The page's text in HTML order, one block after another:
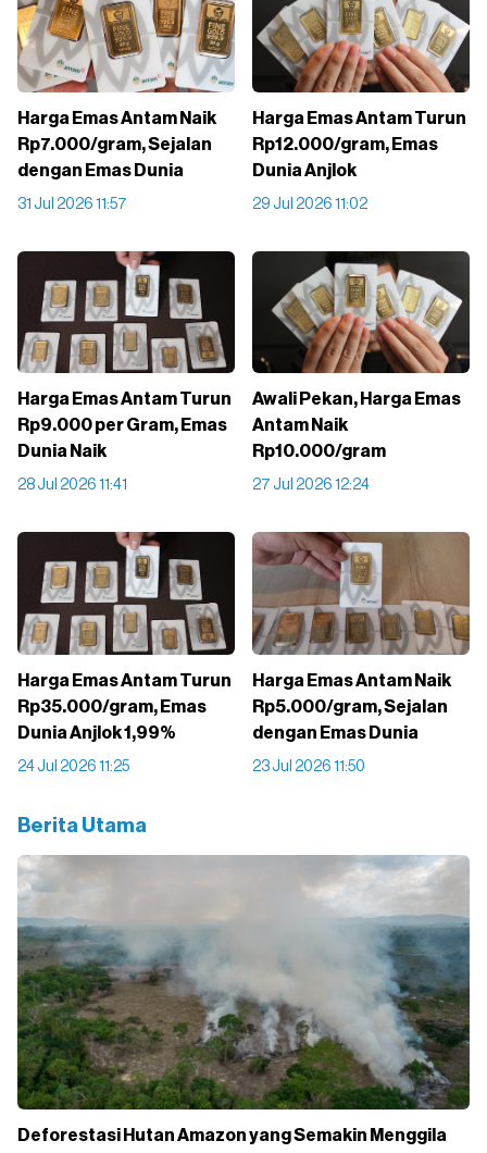
Harga Emas Antam Naik
Rp7.000/gram, Sejalan
dengan Emas Dunia
31 Jul 2026 11:57
Harga Emas Antam Turun
Rp12.000/gram, Emas
Dunia Anjlok
29 Jul 2026 11:02
Harga Emas Antam Turun
Rp9.000 per Gram, Emas
Dunia Naik
28 Jul 2026 11:41
Awali Pekan, Harga Emas
Antam Naik
Rp10.000/gram
27 Jul 2026 12:24
Harga Emas Antam Turun
Rp35.000/gram, Emas
Dunia Anjlok 1,99%
24 Jul 2026 11:25
Harga Emas Antam Naik
Rp5.000/gram, Sejalan
dengan Emas Dunia
23 Jul 2026 11:50
Berita Utama
Deforestasi Hutan Amazon yang Semakin Menggila